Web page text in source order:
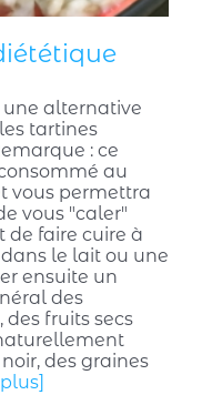
une alternative
tartines
: ce
au
vous permettra
vous "caler"
de faire cuire à
le lait ou une
ensuite un
des
des fruits secs
des graines